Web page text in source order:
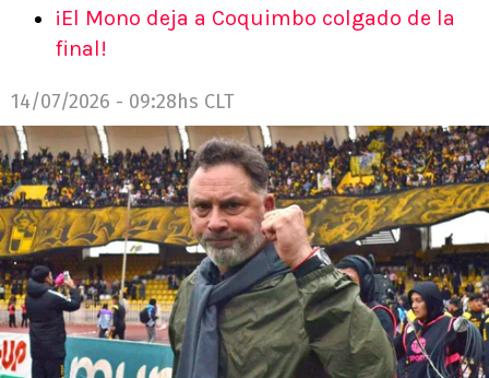
¡El Mono deja a Coquimbo colgado de la
final!
14/07/2026 - 09:28hs CLT